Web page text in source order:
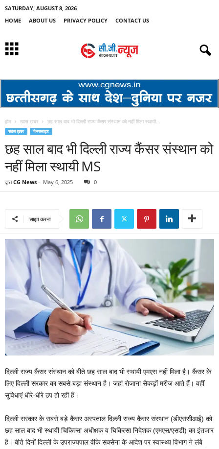
SATURDAY, AUGUST 8, 2026
HOME
ABOUT US PRIVACY POLICY CONTACT US
होम खास ख़बर छह साल बाद भी दिल्ली राज्य कैंसर संस्थान को नहीं मिला स्थायी...
खास ख़बर मेनस्लाइड
छह साल बाद भी दिल्ली राज्य कैंसर संस्थान को
नहीं मिला स्थायी MS
द्वारा CG News - May 6, 2025 0
साझा करना
दिल्ली राज्य कैंसर संस्थान को बीते छह साल बाद भी स्थायी एमएस नहीं मिला है। कैंसर के
लिए दिल्ली सरकार का सबसे बड़ा संस्थान है। जहां रोजाना सैकड़ों मरीज आते हैं। वहीं
सुविधाएं धीरे-धीरे ठप हो रही हैं।
दिल्ली सरकार के सबसे बड़े कैंसर अस्पताल दिल्ली राज्य कैंसर संस्थान (डीएससीआई) को
छह साल बाद भी स्थायी चिकित्सा अधीक्षक व चिकित्सा निदेशक (एमएस/एसडी) का इंतजार
है। बीते दिनों दिल्ली के उपराज्यपाल वीके सक्सेना के आदेश पर स्वास्थ्य विभाग ने लंबे